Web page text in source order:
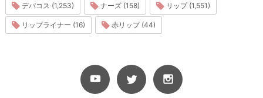
デパコス (1,253) ナーズ (158) リップ (1,551)
リップライナー (16) 赤リップ (44)